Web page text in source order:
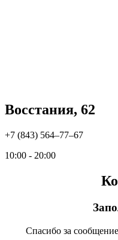
Восстания, 62
+7 (843) 564‒77‒67
10:00 - 20:00
Спасибо за